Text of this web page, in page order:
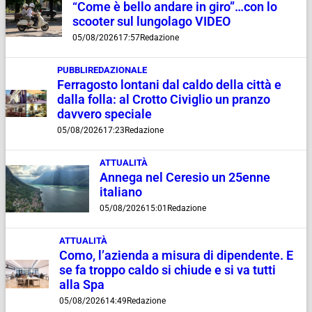
“Come è bello andare in giro”…con lo
scooter sul lungolago VIDEO
05/08/202617:57Redazione
PUBBLIREDAZIONALE
Ferragosto lontani dal caldo della città e
dalla folla: al Crotto Civiglio un pranzo
davvero speciale
05/08/202617:23Redazione
ATTUALITÀ
Annega nel Ceresio un 25enne
italiano
05/08/202615:01 Redazione
ATTUALITÀ
Como, l’azienda a misura di dipendente. E
se fa troppo caldo si chiude e si va tutti
alla Spa
05/08/202614:49Redazione